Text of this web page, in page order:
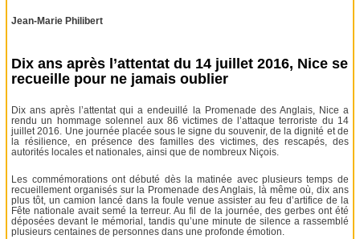
Jean-Marie Philibert
Dix ans après l’attentat du 14 juillet 2016, Nice se
recueille pour ne jamais oublier
Dix ans après l’attentat qui a endeuillé la Promenade des Anglais, Nice a
rendu un hommage solennel aux 86 victimes de l’attaque terroriste du 14
juillet 2016. Une journée placée sous le signe du souvenir, de la dignité et de
la résilience, en présence des familles des victimes, des rescapés, des
autorités locales et nationales, ainsi que de nombreux Niçois.
Les commémorations ont débuté dès la matinée avec plusieurs temps de
recueillement organisés sur la Promenade des Anglais, là même où, dix ans
plus tôt, un camion lancé dans la foule venue assister au feu d’artifice de la
Fête nationale avait semé la terreur. Au fil de la journée, des gerbes ont été
déposées devant le mémorial, tandis qu’une minute de silence a rassemblé
plusieurs centaines de personnes dans une profonde émotion.